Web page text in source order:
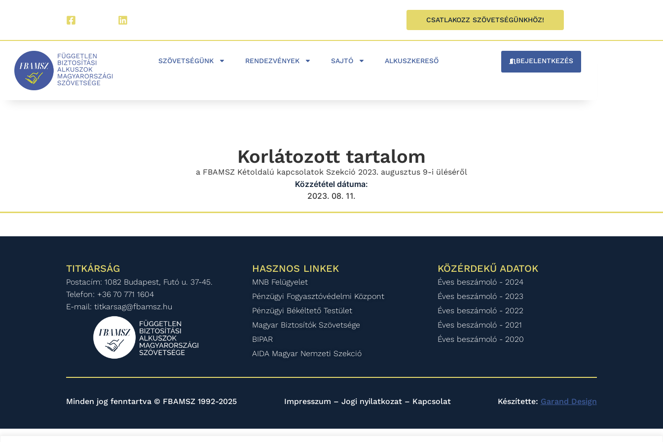
CSATLAKOZZ SZÖVETSÉGÜNKHÖZ!
SZÖVETSÉGÜNK RENDEZVÉNYEK SAJTÓ ALKUSZKERESŐ BEJELENTKEZÉS
Korlátozott tartalom
a FBAMSZ Kétoldalú kapcsolatok Szekció 2023. augusztus 9-i üléséről
Közzététel dátuma:
2023. 08. 11.
TITKÁRSÁG
Postacím: 1082 Budapest, Futó u. 37-45.
Telefon: +36 70 771 1604
E-mail: titkarsag@fbamsz.hu
HASZNOS LINKEK
MNB Felügyelet
Pénzügyi Fogyasztóvédelmi Központ
Pénzügyi Békéltető Testület
Magyar Biztosítók Szövetsége
BIPAR
AIDA Magyar Nemzeti Szekció
KÖZÉRDEKŰ ADATOK
Éves beszámoló - 2024
Éves beszámoló - 2023
Éves beszámoló - 2022
Éves beszámoló - 2021
Éves beszámoló - 2020
Minden jog fenntartva © FBAMSZ 1992-2025 Impresszum – Jogi nyilatkozat– Kapcsolat Készítette: Garand Design